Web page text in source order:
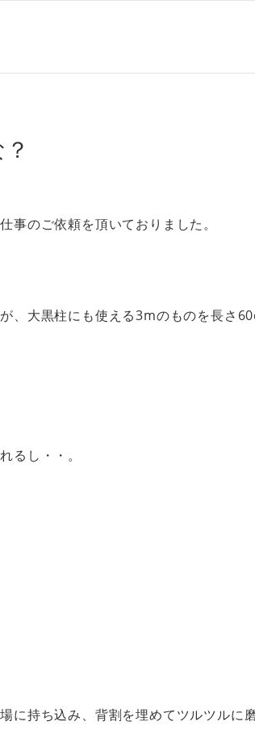
事のご依頼を頂いておりました。
、大黒柱にも使える3mのものを長さ
るし・・。
に持ち込み、背割を埋めてツルツルに